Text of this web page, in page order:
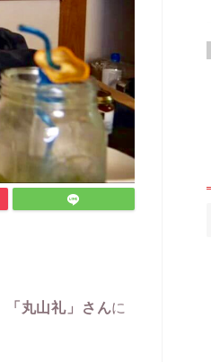
「丸山礼」さんに